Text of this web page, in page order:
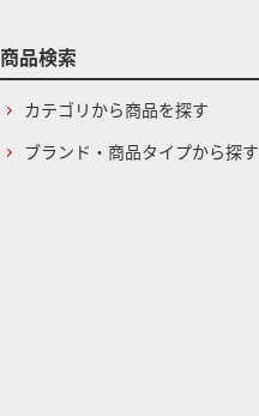
商品検索
カテゴリから商品を探す
ブランド・商品タイプから探す